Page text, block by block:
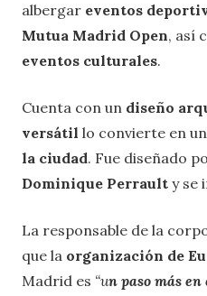
albergar eventos
Mutua Madrid Open, así
eventos culturales.
Cuenta con un diseño
versátil lo convierte en un
la ciudad. Fue diseñado
Dominique Perrault y se
La responsable de la
que la organización de
Madrid es “un paso más